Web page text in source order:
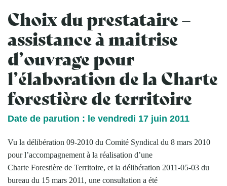
Choix du prestataire –
assistance à maitrise
d’ouvrage pour
l’élaboration de la Charte
forestière de territoire
Date de parution : le vendredi 17 juin 2011
Vu la délibération 09-2010 du Comité Syndical du 8 mars 2010
pour l’accompagnement à la réalisation d’une
Charte Forestière de Territoire, et la délibération 2011-05-03 du
bureau du 15 mars 2011, une consultation a été